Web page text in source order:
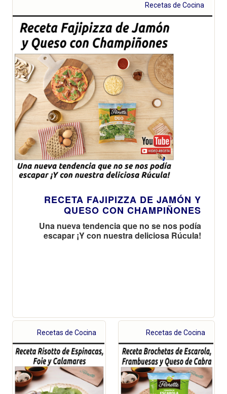
Recetas de Cocina
RECETA FAJIPIZZA DE JAMÓN Y
QUESO CON CHAMPIÑONES
Una nueva tendencia que no se nos podía
escapar ¡Y con nuestra deliciosa Rúcula!
Recetas de Cocina Recetas de Cocina